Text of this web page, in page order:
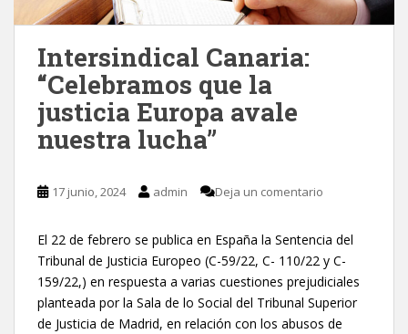
Intersindical Canaria:
“Celebramos que la
justicia Europa avale
nuestra lucha”
17 junio, 2024 admin Deja un comentario
El 22 de febrero se publica en España la Sentencia del
Tribunal de Justicia Europeo (C-59/22, C- 110/22 y C-
159/22,) en respuesta a varias cuestiones prejudiciales
planteada por la Sala de lo Social del Tribunal Superior
de Justicia de Madrid, en relación con los abusos de